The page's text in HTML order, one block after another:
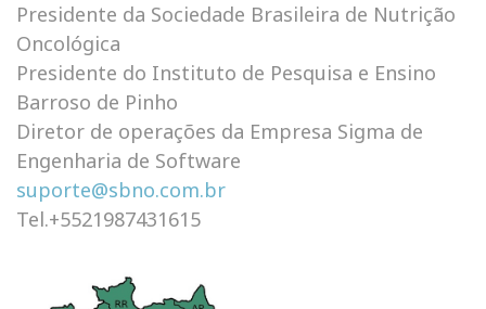
Presidente da Sociedade Brasileira de Nutrição
Oncológica
Presidente do Instituto de Pesquisa e Ensino
Barroso de Pinho
Diretor de operações da Empresa Sigma de
Engenharia de Software
suporte@sbno.com.br
Tel.+5521987431615